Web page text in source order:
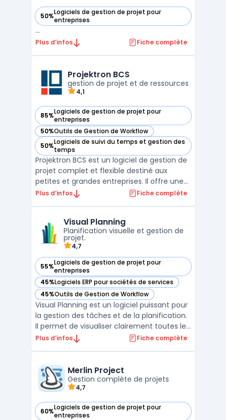
50%Logiciels de gestion de projet pour
entreprises
— voir Airsaas dans cette catégorie
...
Plus d’infos Fiche complète
Projektron BCS
gestion de projet et de ressources
4,1
85%Logiciels de gestion de projet pour
entreprises
— voir Projektron BCS dans cette catégorie
50%Outils de Gestion de Workflow
— voir Projektron BCS dans cette catégorie
50%Logiciels de suivi du temps et gestion des
temps
— voir Projektron BCS dans cette catégorie
Projektron BCS est un logiciel de gestion de
projet complet et flexible destiné aux
petites et grandes entreprises. Il offre une
gamme complète de fonctionnalités de
des ressources et des budgets. Projektron B
Plus d’infos Fiche complète
Visual Planning
Planification visuelle et gestion de
projet.
4,7
55%Logiciels de gestion de projet pour
entreprises
— voir Visual Planning dans cette catégorie
45%Logiciels ERP pour sociétés de services
— voir Visual Planning dans cette catégorie
45%Outils de Gestion de Workflow
— voir Visual Planning dans cette catégorie
Visual Planning est un logiciel puissant pour
la gestion des tâches et de la planification.
Il permet de visualiser clairement toutes les
activités quotidiennes d'une entreprise, afin
planification assure une gestion simplifi ...
Plus d’infos Fiche complète
Merlin Project
Gestion complète de projets
4,7
60%Logiciels de gestion de projet pour
entreprises
— voir Merlin Project dans cette catégorie